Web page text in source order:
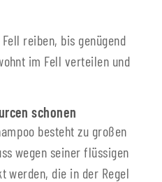
reiben, bis genügend
im Fell verteilen und
schonen
besteht zu großen
wegen seiner flüssigen
werden, die in der Regel